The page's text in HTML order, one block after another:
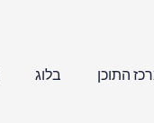
התוכן בלוג